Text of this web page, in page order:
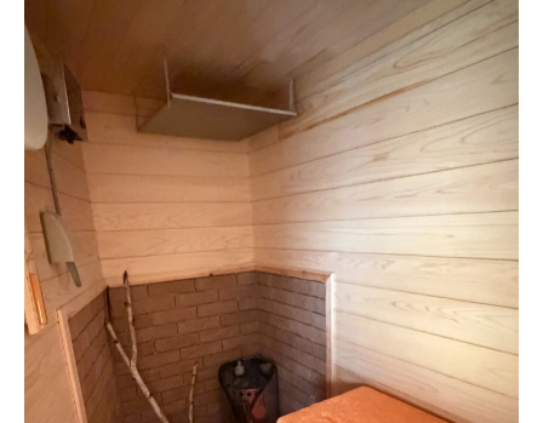
カップルや家族で楽しむ春のコテージ体験
静かな環境で過ごす非日常の春休み
コテージ滞在で叶う春のリラクゼーション
サウナでリラックスできるコテージ選びの秘訣
人気のサウナタイプ別コテージ比較表
プライベート空間を重視したコテージの選
び方
水風呂や外気浴で楽しむ癒しの時間
グループ利用に適した設備ポイント
快適なサウナ体験を叶えるコテージの特徴